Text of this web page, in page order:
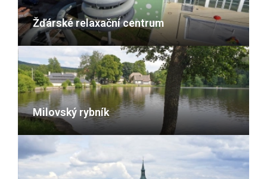
Žďárské relaxační centrum
Milovský rybník